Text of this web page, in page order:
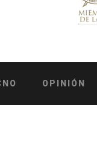
OPINIÓN